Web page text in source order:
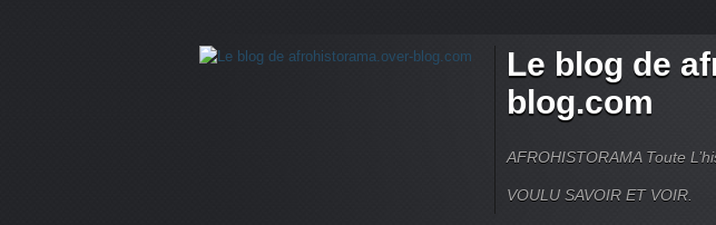
Le blog de
blog.com
AFROHISTORAMA Toute
VOULU SAVOIR ET VOIR.